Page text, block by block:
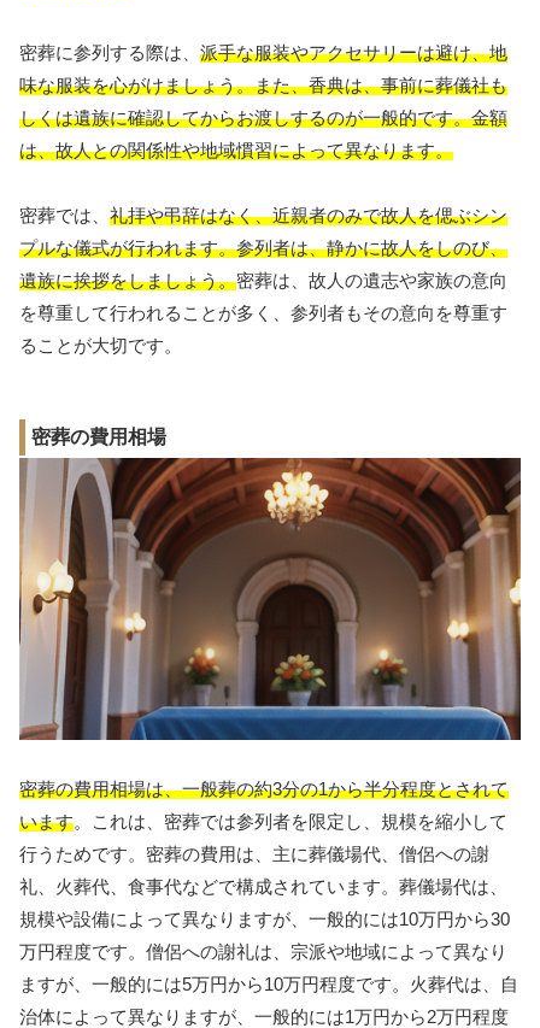
密葬に参列する際は、 派手な服装やアクセサリーは避け、地
味な服装を心がけましょう。また、香典は、事前に葬儀社も
しくは遺族に確認してからお渡しするのが一般的です。金額
は、故人との関係性や地域慣習によって異なります。
密葬では、 礼拝や弔辞はなく、近親者のみで故人を偲ぶシン
プルな儀式が行われます。参列者は、静かに故人をしのび、
遺族に挨拶をしましょう。密葬は、故人の遺志や家族の意向
を尊重して行われることが多く、参列者もその意向を尊重す
ることが大切です。
密葬の費用相場
密葬の費用相場は、一般葬の約3分の1から半分程度とされて
います。これは、密葬では参列者を限定し、規模を縮小して
行うためです。密葬の費用は、主に葬儀場代、僧侶への謝
礼、火葬代、食事代などで構成されています。葬儀場代は、
規模や設備によって異なりますが、一般的には10万円から30
万円程度です。僧侶への謝礼は、宗派や地域によって異なり
ますが、一般的には5万円から10万円程度です。火葬代は、自
治体によって異なりますが、一般的には1万円から2万円程度